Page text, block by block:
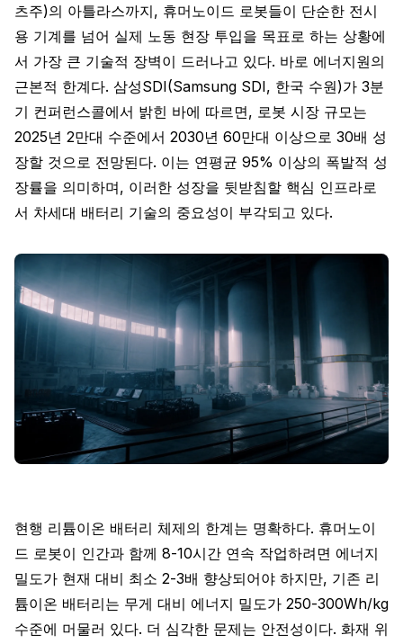
츠주)의 아틀라스까지, 휴머노이드 로봇들이 단순한 전시
용 기계를 넘어 실제 노동 현장 투입을 목표로 하는 상황에
서 가장 큰 기술적 장벽이 드러나고 있다. 바로 에너지원의
근본적 한계다. 삼성SDI(Samsung SDI, 한국 수원)가 3분
기 컨퍼런스콜에서 밝힌 바에 따르면, 로봇 시장 규모는
2025년 2만대 수준에서 2030년 60만대 이상으로 30배 성
장할 것으로 전망된다. 이는 연평균 95% 이상의 폭발적 성
장률을 의미하며, 이러한 성장을 뒷받침할 핵심 인프라로
서 차세대 배터리 기술의 중요성이 부각되고 있다.
현행 리튬이온 배터리 체제의 한계는 명확하다. 휴머노이
드 로봇이 인간과 함께 8-10시간 연속 작업하려면 에너지
밀도가 현재 대비 최소 2-3배 향상되어야 하지만, 기존 리
튬이온 배터리는 무게 대비 에너지 밀도가 250-300Wh/kg
수준에 머물러 있다. 더 심각한 문제는 안전성이다. 화재 위